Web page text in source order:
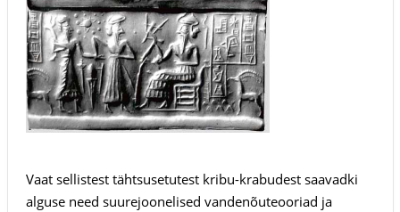
Vaat sellistest tähtsusetutest kribu-krabudest saavadki
alguse need suurejoonelised vandenõuteooriad ja